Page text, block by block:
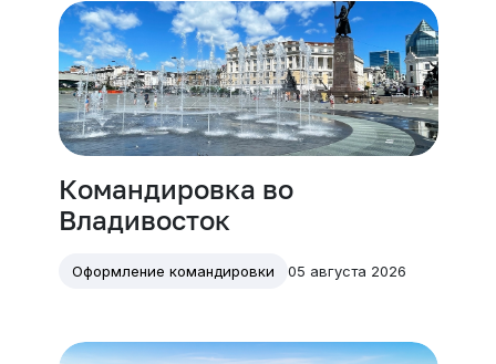
Командировка во
Владивосток
Оформление командировки 05 августа 2026